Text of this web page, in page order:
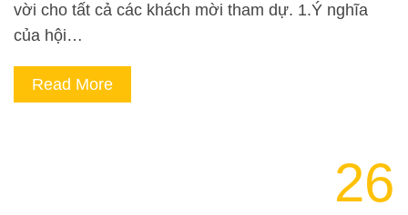
vời cho tất cả các khách mời tham dự. 1.Ý nghĩa
của hội…
Read More
26